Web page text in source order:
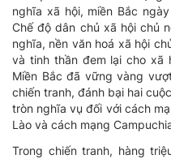
nghĩa xã hội, miền Bắc
Chế độ dân chủ xã hội chủ
nghĩa, nền văn hoá xã hội
và tinh thần đem lại cho xã
Miền Bắc đã vững vàng
chiến tranh, đánh bại hai
tròn nghĩa vụ đối với cách
Lào và cách mạng
Trong chiến tranh, hàng